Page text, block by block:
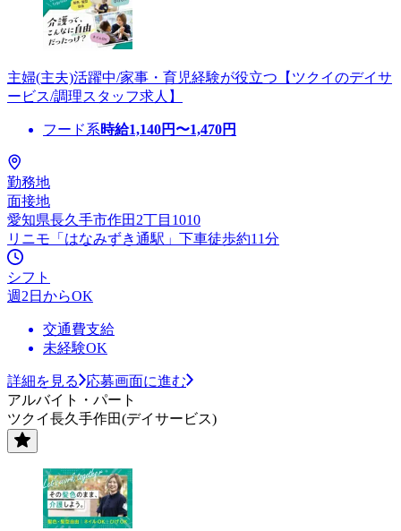
主婦(主夫)活躍中/家事・育児経験が役立つ【ツクイのデイサ
ービス/調理スタッフ求人】
フード系時給1,140円〜1,470円
勤務地
面接地
愛知県長久手市作田2丁目1010
リニモ「はなみずき通駅」下車徒歩約11分
シフト
週2日からOK
交通費支給
未経験OK
詳細を見る
応募画面に進む
アルバイト・パート
ツクイ長久手作田(デイサービス)